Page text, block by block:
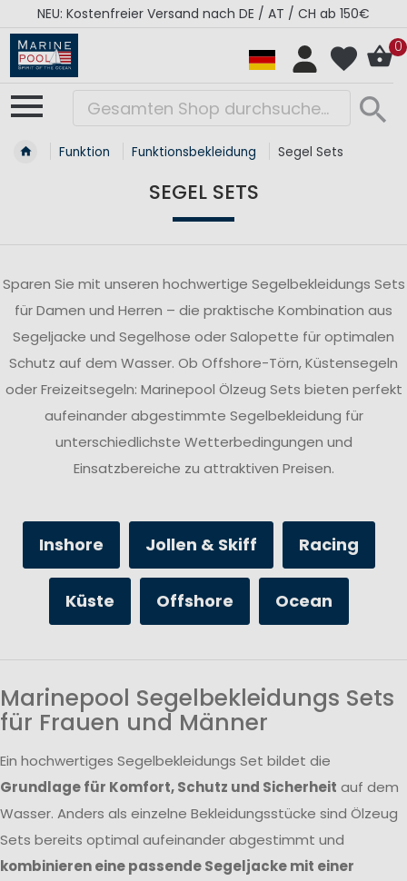
RÉGATES ROYALES Kollektion - Super Sale
0
Funktion Funktionsbekleidung Segel Sets
SEGEL SETS
Sparen Sie mit unseren hochwertige Segelbekleidungs Sets
für Damen und Herren – die praktische Kombination aus
Segeljacke und Segelhose oder Salopette für optimalen
Schutz auf dem Wasser. Ob Offshore-Törn, Küstensegeln
oder Freizeitsegeln: Marinepool Ölzeug Sets bieten perfekt
aufeinander abgestimmte Segelbekleidung für
unterschiedlichste Wetterbedingungen und
Einsatzbereiche zu attraktiven Preisen.
Inshore Jollen & Skiff Racing
Küste Offshore Ocean
Marinepool Segelbekleidungs Sets
für Frauen und Männer
Ein hochwertiges Segelbekleidungs Set bildet die
Grundlage für Komfort, Schutz und Sicherheit auf dem
Wasser. Anders als einzelne Bekleidungsstücke sind Ölzeug
Sets bereits optimal aufeinander abgestimmt und
kombinieren eine passende Segeljacke mit einer